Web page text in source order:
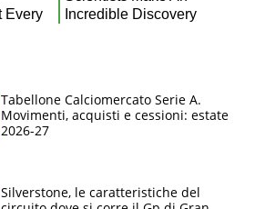
Tabellone Calciomercato Serie A.
Movimenti, acquisti e cessioni: estate
2026-27
Silverstone, le caratteristiche del